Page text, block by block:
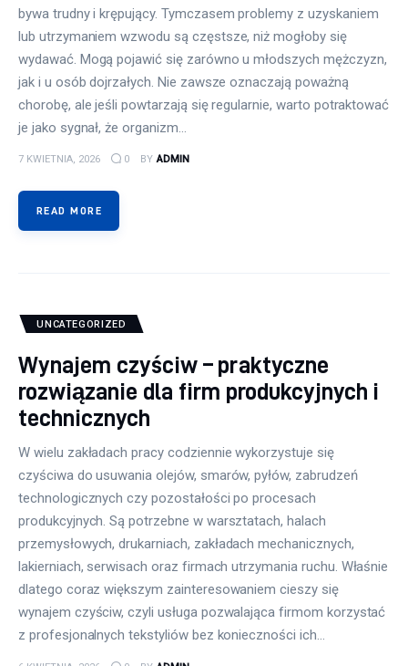
bywa trudny i krępujący. Tymczasem problemy z uzyskaniem
lub utrzymaniem wzwodu są częstsze, niż mogłoby się
wydawać. Mogą pojawić się zarówno u młodszych mężczyzn,
jak i u osób dojrzałych. Nie zawsze oznaczają poważną
chorobę, ale jeśli powtarzają się regularnie, warto potraktować
je jako sygnał, że organizm…
7 KWIETNIA, 2026 0 BY ADMIN
READ MORE
UNCATEGORIZED
Wynajem czyściw – praktyczne
rozwiązanie dla firm produkcyjnych i
technicznych
W wielu zakładach pracy codziennie wykorzystuje się
czyściwa do usuwania olejów, smarów, pyłów, zabrudzeń
technologicznych czy pozostałości po procesach
produkcyjnych. Są potrzebne w warsztatach, halach
przemysłowych, drukarniach, zakładach mechanicznych,
lakierniach, serwisach oraz firmach utrzymania ruchu. Właśnie
dlatego coraz większym zainteresowaniem cieszy się
wynajem czyściw, czyli usługa pozwalająca firmom korzystać
z profesjonalnych tekstyliów bez konieczności ich…